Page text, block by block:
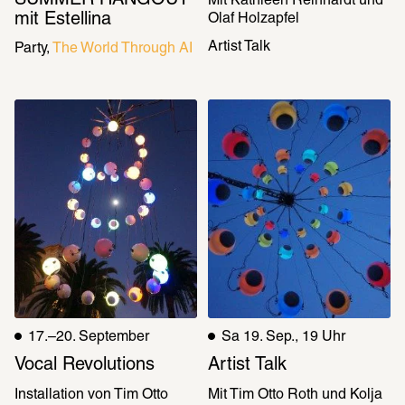
mit Estellina
Party The World Through AI
Olaf Holzapfel
Artist Talk
17.–20. September
Vocal Revolutions
Installation von Tim Otto
Sa 19. Sep., 19 Uhr
Artist Talk
Mit Tim Otto Roth und Kolja